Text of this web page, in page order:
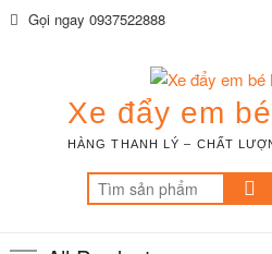
SkipGọi ngay 0937522888
Xe đẩy em
HÀNG THANH LÝ – CHẤT
Tìm
kiếm: